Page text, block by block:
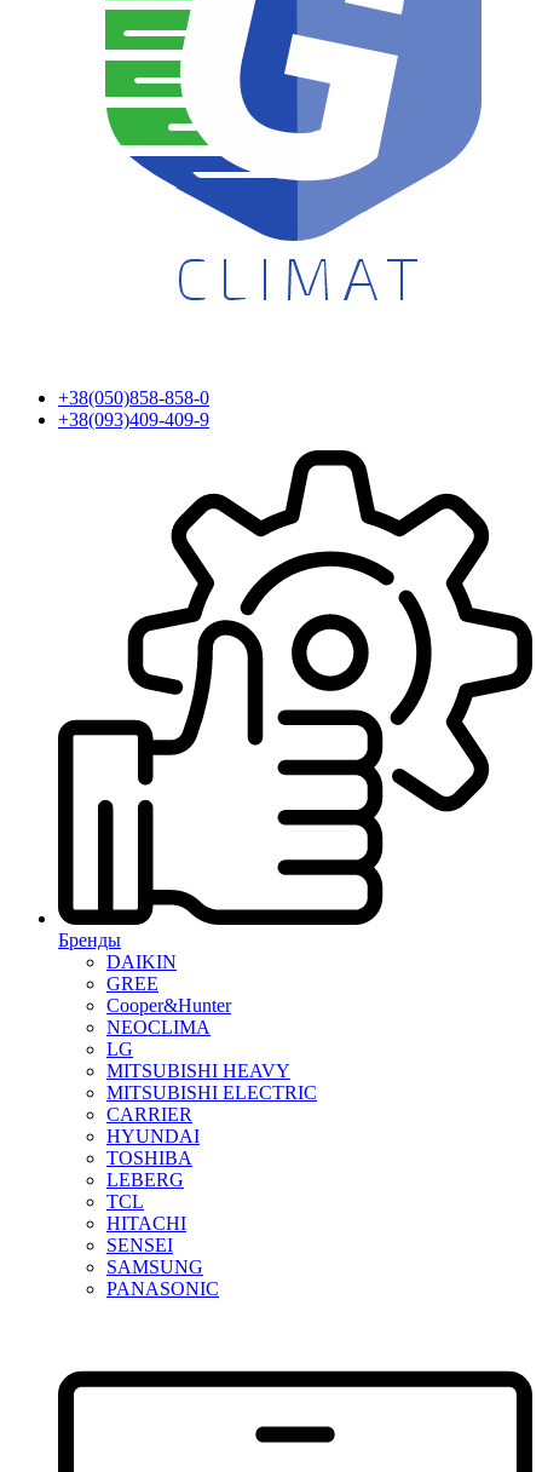
+38(050)858-858-0
+38(093)409-409-9
Бренды
DAIKIN
GREE
Cooper&Hunter
NEOCLIMA
LG
MITSUBISHI HEAVY
MITSUBISHI ELECTRIC
CARRIER
HYUNDAI
TOSHIBA
LEBERG
TCL
HITACHI
SENSEI
SAMSUNG
PANASONIC